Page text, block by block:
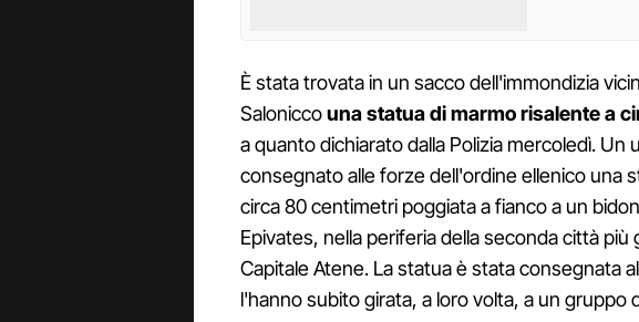
È stata trovata in un sacco dell'immondizia
Saloniccouna statua di marmo risalente a
a quanto dichiarato dalla Polizia mercoledì. Un
consegnato alle forze dell'ordine ellenico una
circa 80 centimetri poggiata a fianco a un
Epivates, nella periferia della seconda città più
Capitale Atene. La statua è stata consegnata
l'hanno subito girata, a loro volta, a un gruppo